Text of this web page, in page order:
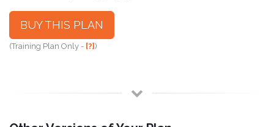
BUY THIS PLAN
(Training Plan Only - [?])